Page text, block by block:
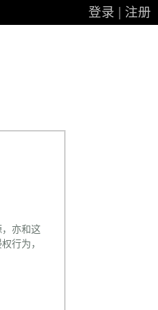
登录 注册
亦和这
行为，